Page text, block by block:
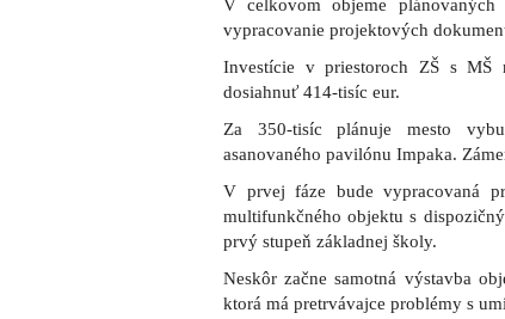
V celkovom objeme
vypracovanie projektových
Investície v priestoroch ZŠ s
dosiahnuť 414-tisíc eur.
Za 350-tisíc plánuje mesto
asanovaného pavilónu Impaka.
V prvej fáze bude vypracovaná
multifunkčného objektu s
prvý stupeň základnej školy.
Neskôr začne samotná výstavba
ktorá má pretrvávajce problémy s